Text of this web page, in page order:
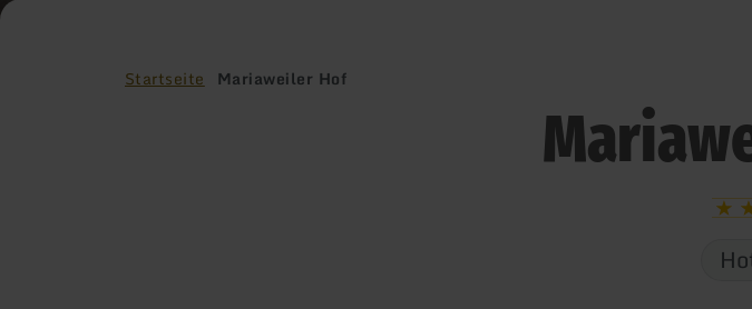
Startseite Mariaweiler Hof